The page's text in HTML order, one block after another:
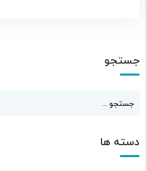
جستجو
دسته ها